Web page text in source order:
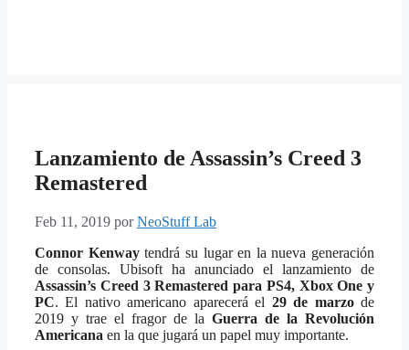
Lanzamiento de Assassin’s Creed 3
Remastered
Feb 11, 2019 porNeoStuff Lab
Connor Kenwaytendrá su lugar en la nueva generación
de consolas. Ubisoft ha anunciado el lanzamiento de
Assassin’s Creed 3 Remastered para PS4, Xbox One y
PC. El nativo americano aparecerá el 29 de marzode
2019 y trae el fragor de la Guerra de la Revolución
Americana en la que jugará un papel muy importante.